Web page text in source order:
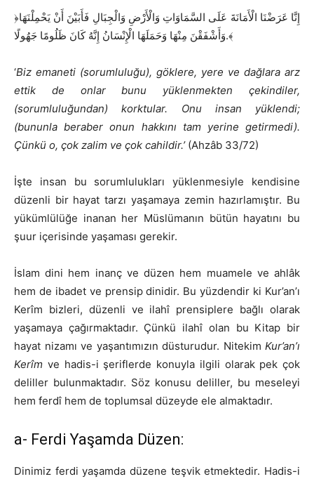
﴿إِنَّا عَرَضْنَا الْأَمَانَةَ عَلَى السَّمَاوَاتِ وَالْأَرْضِ وَالْجِبَالِ فَأَبَيْنَ أَنْ يَحْمِلْنَهَا
وَأَشْفَقْنَ مِنْهَا وَحَمَلَهَا الْإِنْسَانُ إِنَّهُ كَانَ ظَلُومًا جَهُولًا.﴾
‘Biz emaneti (sorumluluğu), göklere, yere ve dağlara arz
ettik de onlar bunu yüklenmekten çekindiler,
(sorumluluğundan) korktular. Onu insan yüklendi;
(bununla beraber onun hakkını tam yerine getirmedi).
Çünkü o, çok zalim ve çok cahildir.’(Ahzâb 33/72)
İşte insan bu sorumlulukları yüklenmesiyle kendisine
düzenli bir hayat tarzı yaşamaya zemin hazırlamıştır. Bu
yükümlülüğe inanan her Müslümanın bütün hayatını bu
şuur içerisinde yaşaması gerekir.
İslam dini hem inanç ve düzen hem muamele ve ahlâk
hem de ibadet ve prensip dinidir. Bu yüzdendir ki Kur’an’ı
Kerîm bizleri, düzenli ve ilahî prensiplere bağlı olarak
yaşamaya çağırmaktadır. Çünkü ilahî olan bu Kitap bir
hayat nizamı ve yaşantımızın düsturudur. Nitekim Kur’an’ı
Kerîm ve hadis-i şeriflerde konuyla ilgili olarak pek çok
deliller bulunmaktadır. Söz konusu deliller, bu meseleyi
hem ferdî hem de toplumsal düzeyde ele almaktadır.
a- Ferdi Yaşamda Düzen:
Dinimiz ferdi yaşamda düzene teşvik etmektedir. Hadis-i